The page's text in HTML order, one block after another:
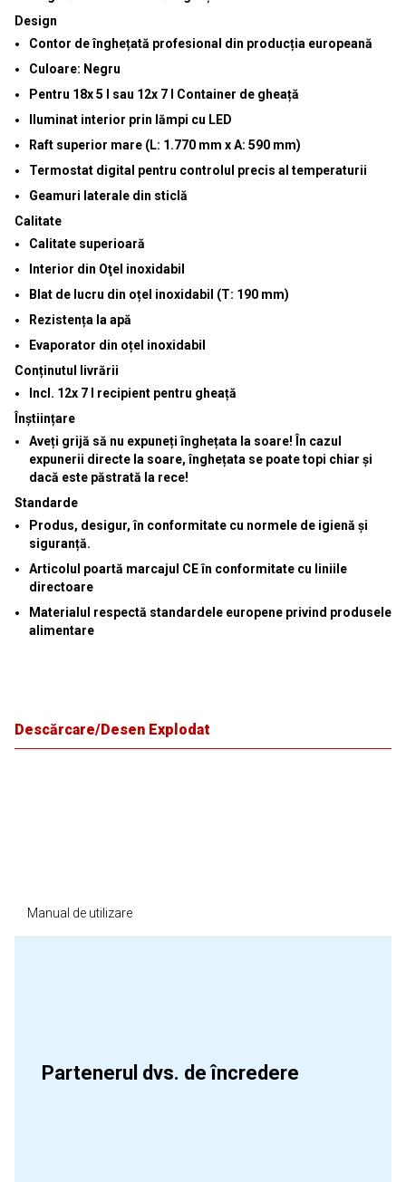
Design
Contor de înghețată profesional din producția europeană
Culoare: Negru
Pentru 18x 5 l sau 12x 7 l Container de gheață
Iluminat interior prin lămpi cu LED
Raft superior mare (L: 1.770 mm x A: 590 mm)
Termostat digital pentru controlul precis al temperaturii
Geamuri laterale din sticlă
Calitate
Calitate superioară
Interior din Oţel inoxidabil
Blat de lucru din oțel inoxidabil (T: 190 mm)
Rezistența la apă
Evaporator din oțel inoxidabil
Conținutul livrării
Incl. 12x 7 l recipient pentru gheață
Înștiințare
Aveți grijă să nu expuneți înghețata la soare! În cazul
expunerii directe la soare, înghețata se poate topi chiar și
dacă este păstrată la rece!
Standarde
Produs, desigur, în conformitate cu normele de igienă și
siguranță.
Articolul poartă marcajul CE în conformitate cu liniile
directoare
Materialul respectă standardele europene privind produsele
alimentare
Descărcare/Desen Explodat
Manual de utilizare
Partenerul dvs. de încredere